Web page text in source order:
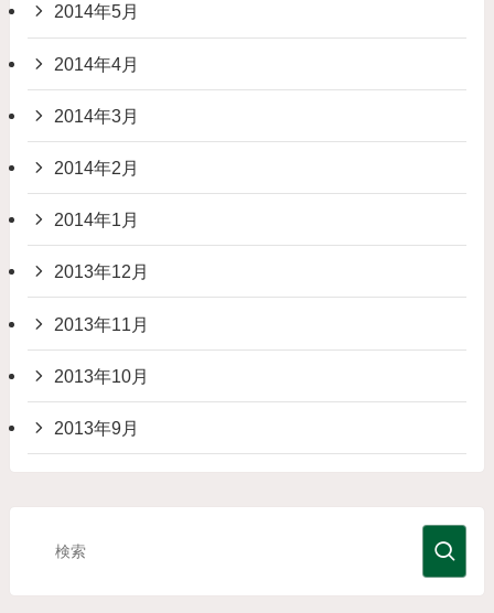
2014年5月
2014年4月
2014年3月
2014年2月
2014年1月
2013年12月
2013年11月
2013年10月
2013年9月